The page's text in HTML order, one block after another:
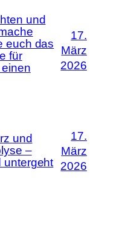
und
euch das
für
17.
März
2026
und
–
untergeht
17.
März
2026